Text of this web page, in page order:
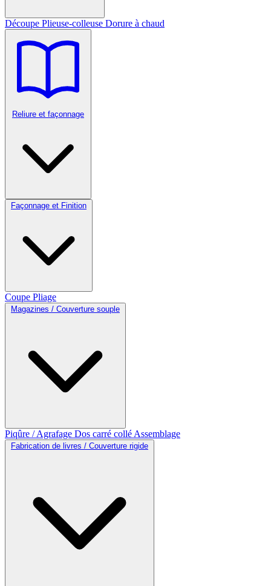
Découpe Plieuse-colleuse Dorure à chaud
Reliure et façonnage
Façonnage et Finition
Coupe Pliage
Magazines / Couverture souple
Piqûre / Agrafage Dos carré collé Assemblage
Fabrication de livres / Couverture rigide